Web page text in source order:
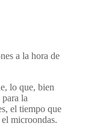
a la hora de
lo que, bien
la
el tiempo que
microondas.